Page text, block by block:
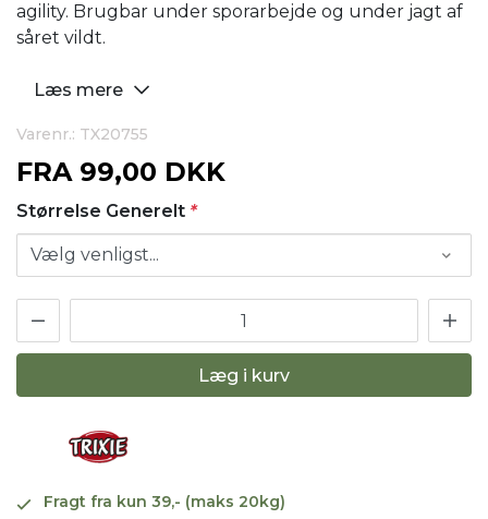
agility. Brugbar under sporarbejde og under jagt af
såret vildt.
Læs mere
Varenr.: TX20755
FRA 99,00 DKK
Størrelse Generelt *
Læg i kurv
Fragt fra kun 39,- (maks 20kg)